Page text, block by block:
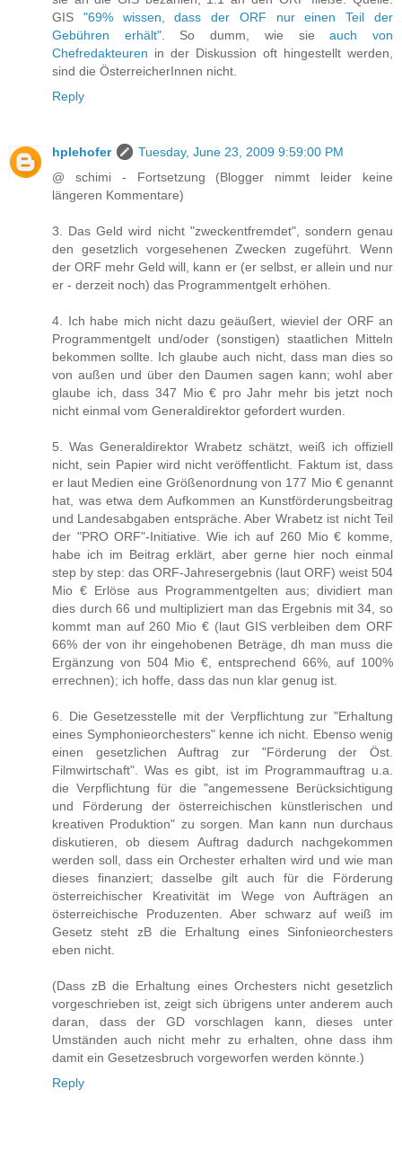
GIS "69% wissen, dass der ORF nur einen Teil der
Gebühren erhält". So dumm, wie sieauch von
Chefredakteuren in der Diskussion oft hingestellt werden,
sind die ÖsterreicherInnen nicht.
Reply
hplehofer
Tuesday, June 23, 2009 9:59:00 PM
@ schimi - Fortsetzung (Blogger nimmt leider keine
längeren Kommentare)
3. Das Geld wird nicht "zweckentfremdet", sondern genau
den gesetzlich vorgesehenen Zwecken zugeführt. Wenn
der ORF mehr Geld will, kann er (er selbst, er allein und nur
er - derzeit noch) das Programmentgelt erhöhen.
4. Ich habe mich nicht dazu geäußert, wieviel der ORF an
Programmentgelt und/oder (sonstigen) staatlichen Mitteln
bekommen sollte. Ich glaube auch nicht, dass man dies so
von außen und über den Daumen sagen kann; wohl aber
glaube ich, dass 347 Mio € pro Jahr mehr bis jetzt noch
nicht einmal vom Generaldirektor gefordert wurden.
5. Was Generaldirektor Wrabetz schätzt, weiß ich offiziell
nicht, sein Papier wird nicht veröffentlicht. Faktum ist, dass
er laut Medien eine Größenordnung von 177 Mio € genannt
hat, was etwa dem Aufkommen an Kunstförderungsbeitrag
und Landesabgaben entspräche. Aber Wrabetz ist nicht Teil
der "PRO ORF"-Initiative. Wie ich auf 260 Mio € komme,
habe ich im Beitrag erklärt, aber gerne hier noch einmal
step by step: das ORF-Jahresergebnis (laut ORF) weist 504
Mio € Erlöse aus Programmentgelten aus; dividiert man
dies durch 66 und multipliziert man das Ergebnis mit 34, so
kommt man auf 260 Mio € (laut GIS verbleiben dem ORF
66% der von ihr eingehobenen Beträge, dh man muss die
Ergänzung von 504 Mio €, entsprechend 66%, auf 100%
errechnen); ich hoffe, dass das nun klar genug ist.
6. Die Gesetzesstelle mit der Verpflichtung zur "Erhaltung
eines Symphonieorchesters" kenne ich nicht. Ebenso wenig
einen gesetzlichen Auftrag zur "Förderung der Öst.
Filmwirtschaft". Was es gibt, ist im Programmauftrag u.a.
die Verpflichtung für die "angemessene Berücksichtigung
und Förderung der österreichischen künstlerischen und
kreativen Produktion" zu sorgen. Man kann nun durchaus
diskutieren, ob diesem Auftrag dadurch nachgekommen
werden soll, dass ein Orchester erhalten wird und wie man
dieses finanziert; dasselbe gilt auch für die Förderung
österreichischer Kreativität im Wege von Aufträgen an
österreichische Produzenten. Aber schwarz auf weiß im
Gesetz steht zB die Erhaltung eines Sinfonieorchesters
eben nicht.
(Dass zB die Erhaltung eines Orchesters nicht gesetzlich
vorgeschrieben ist, zeigt sich übrigens unter anderem auch
daran, dass der GD vorschlagen kann, dieses unter
Umständen auch nicht mehr zu erhalten, ohne dass ihm
damit ein Gesetzesbruch vorgeworfen werden könnte.)
Reply